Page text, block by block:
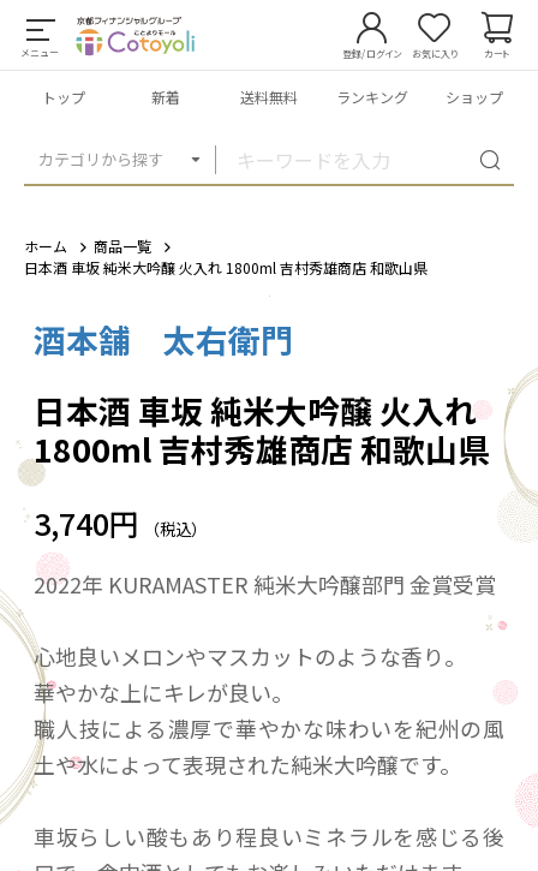
メニュー
カテゴリから探す
登録/ログイン お気に入り カート
トップ 新着 送料無料 ランキング ショップ
ホーム
商品一覧
日本酒 車坂 純米大吟醸 火入れ 1800ml 吉村秀雄商店 和歌山県
酒本舗 太右衛門
日本酒 車坂 純米大吟醸 火入れ
1800ml 吉村秀雄商店 和歌山県
3,740円 （税込）
2022年 KURAMASTER 純米大吟醸部門 金賞受賞
心地良いメロンやマスカットのような香り。
華やかな上にキレが良い。
職人技による濃厚で華やかな味わいを紀州の風
土や水によって表現された純米大吟醸です。
車坂らしい酸もあり程良いミネラルを感じる後